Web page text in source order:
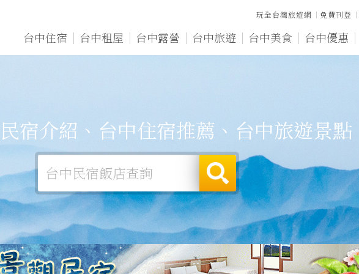
台中住宿 台中租屋 台中露營 台中旅遊 台中美食 台中優惠
玩全台灣旅遊網 免費刊登
宿介紹、台中住宿推薦、台中旅遊景點